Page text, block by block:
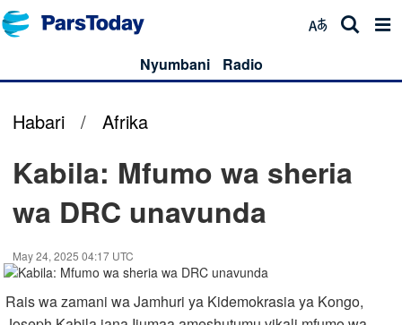
Nyumbani Radio
Habari / Afrika
Kabila: Mfumo wa sheria
wa DRC unavunda
May 24, 2025 04:17 UTC
Rais wa zamani wa Jamhuri ya Kidemokrasia ya Kongo,